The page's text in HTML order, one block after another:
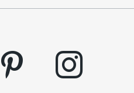
pinterest instagram